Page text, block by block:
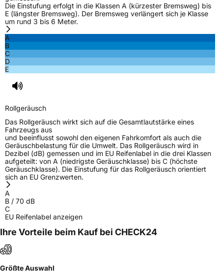
Die Einstufung erfolgt in die Klassen A (kürzester Bremsweg) bis
E (längster Bremsweg). Der Bremsweg verlängert sich je Klasse
um rund 3 bis 6 Meter.
A
B
C
D
E
Rollgeräusch
Das Rollgeräusch wirkt sich auf die Gesamtlautstärke eines
Fahrzeugs aus
und beeinflusst sowohl den eigenen Fahrkomfort als auch die
Geräuschbelastung für die Umwelt. Das Rollgeräusch wird in
Dezibel (dB) gemessen und im EU Reifenlabel in die drei Klassen
aufgeteilt: von A (niedrigste Geräuschklasse) bis C (höchste
Geräuschklasse). Die Einstufung für das Rollgeräusch orientiert
sich an EU Grenzwerten.
A
B / 70 dB
C
EU Reifenlabel anzeigen
Ihre Vorteile beim Kauf bei CHECK24
Größte Auswahl